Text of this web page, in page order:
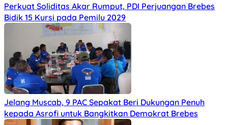
Perkuat Soliditas Akar Rumput, PDI Perjuangan Brebes
Bidik 15 Kursi pada Pemilu 2029
Jelang Muscab, 9 PAC Sepakat Beri Dukungan Penuh
kepada Asrofi untuk Bangkitkan Demokrat Brebes